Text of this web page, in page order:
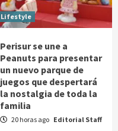
Lifestyle
Perisur se une a
Peanuts para presentar
un nuevo parque de
juegos que despertará
la nostalgia de toda la
familia
20 horas ago Editorial Staff